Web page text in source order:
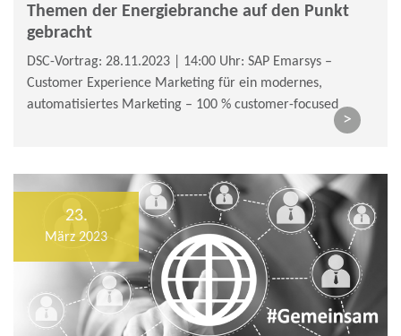
Themen der Energiebranche auf den Punkt
gebracht
DSC-Vortrag: 28.11.2023 | 14:00 Uhr: SAP Emarsys –
Customer Experience Marketing für ein modernes,
automatisiertes Marketing – 100 % customer-focused
>
23.
März 2023